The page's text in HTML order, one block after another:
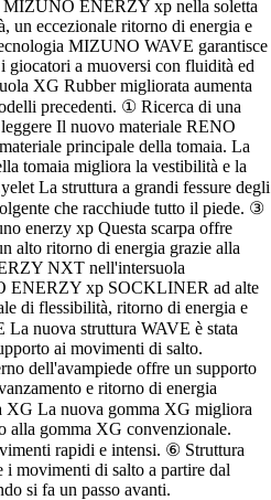
MIZUNO ENERZY xp nella soletta
un eccezionale ritorno di energia e
MIZUNO WAVE garantisce
giocatori a muoversi con fluidità ed
XG Rubber migliorata aumenta
precedenti. ① Ricerca di una
Il nuovo materiale RENO
principale della tomaia. La
tomaia migliora la vestibilità e la
La struttura a grandi fessure degli
che racchiude tutto il piede. ③
enerzy xp Questa scarpa offre
alto ritorno di energia grazie alla
NXT nell'intersuola
ENERZY xp SOCKLINER ad alte
di flessibilità, ritorno di energia e
nuova struttura WAVE è stata
ai movimenti di salto.
dell'avampiede offre un supporto
e ritorno di energia
La nuova gomma XG migliora
alla gomma XG convenzionale.
rapidi e intensi. ⑥ Struttura
i movimenti di salto a partire dal
si fa un passo avanti.